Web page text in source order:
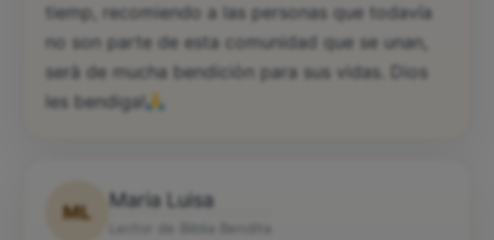
tiemp, recomiendo a las personas que todavía
no son parte de esta comunidad que se unan,
serà de mucha bendiciòn para sus vidas. Dios
les bendiga!
ML
Maria Luisa